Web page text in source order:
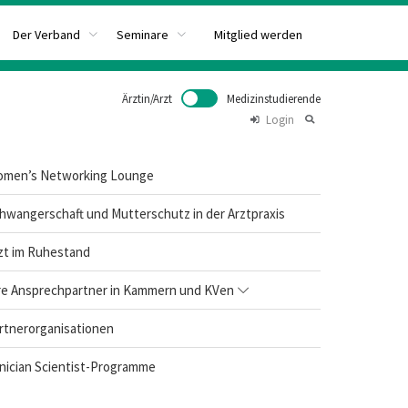
Der Verband Seminare Mitglied werden
Ärztin/Arzt
Medizinstudierende
Login
Networking Lounge
und Mutterschutz in der Arztpraxis
im Ruhestand
Ansprechpartner in Kammern und KVen
Scientist-Programme